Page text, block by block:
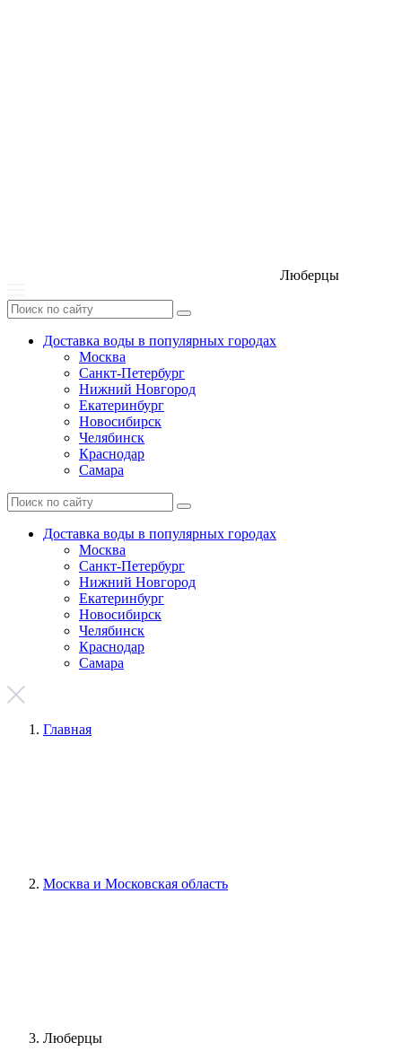
Люберцы
Доставка воды в популярных городах
Москва
Санкт-Петербург
Нижний Новгород
Екатеринбург
Новосибирск
Челябинск
Краснодар
Самара
Доставка воды в популярных городах
Москва
Санкт-Петербург
Нижний Новгород
Екатеринбург
Новосибирск
Челябинск
Краснодар
Самара
Главная
Москва и Московская область
Люберцы